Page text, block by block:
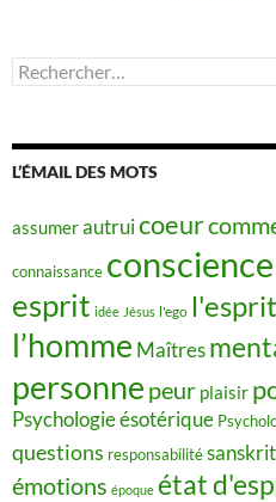
Rechercher :
L’ÉMAIL DES MOTS
assumerautruicoeur
connaissance conscience
esprit idée Jésus l'ego l'esprit
l’homme Maîtres
personne peur plaisir
Psychologie ésotérique
questions responsabilitésanskrit
émotions époque état